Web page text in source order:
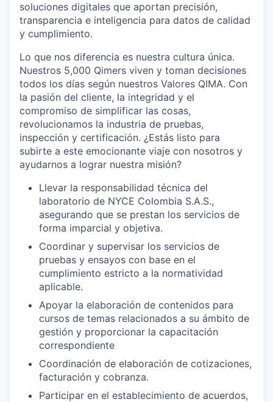
soluciones digitales que aportan precisión,
transparencia e inteligencia para datos de calidad
y cumplimiento.
Lo que nos diferencia es nuestra cultura única.
Nuestros 5,000 Qimers viven y toman decisiones
todos los días según nuestros Valores QIMA. Con
la pasión del cliente, la integridad y el
compromiso de simplificar las cosas,
revolucionamos la industria de pruebas,
inspección y certificación. ¿Estás listo para
subirte a este emocionante viaje con nosotros y
ayudarnos a lograr nuestra misión?
Llevar la responsabilidad técnica del
laboratorio de NYCE Colombia S.A.S.,
asegurando que se prestan los servicios de
forma imparcial y objetiva.
Coordinar y supervisar los servicios de
pruebas y ensayos con base en el
cumplimiento estricto a la normatividad
aplicable.
Apoyar la elaboración de contenidos para
cursos de temas relacionados a su ámbito de
gestión y proporcionar la capacitación
correspondiente
Coordinación de elaboración de cotizaciones,
facturación y cobranza.
Participar en el establecimiento de acuerdos,